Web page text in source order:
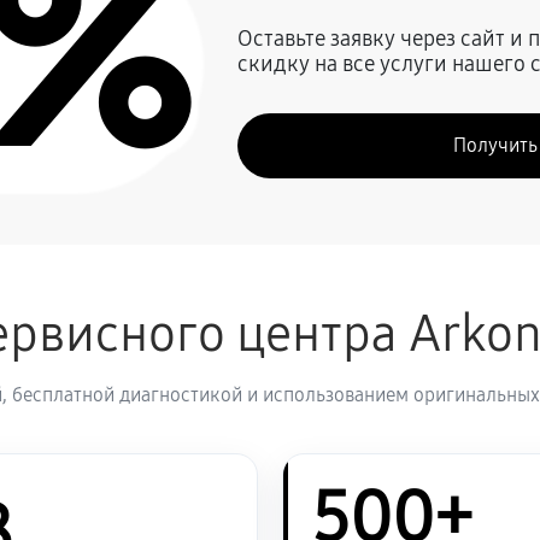
570 руб
1170 руб
1080 руб
Оставьте заявку через сайт
скидку на все услуги нашего
центра
диагностикой и использованием оригинальных
500+